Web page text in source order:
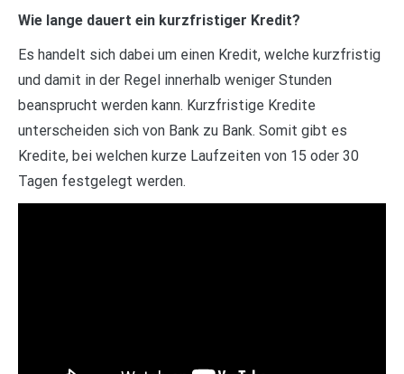
Wie lange dauert ein kurzfristiger Kredit?
Es handelt sich dabei um einen Kredit, welche kurzfristig
und damit in der Regel innerhalb weniger Stunden
beansprucht werden kann. Kurzfristige Kredite
unterscheiden sich von Bank zu Bank. Somit gibt es
Kredite, bei welchen kurze Laufzeiten von 15 oder 30
Tagen festgelegt werden.